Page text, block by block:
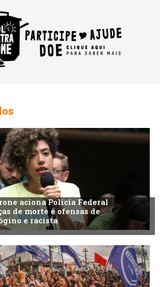
aciona Polícia Federal
de morte e ofensas de
e racista